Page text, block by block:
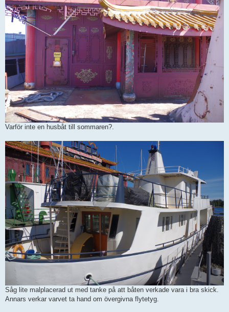
Varför inte en husbåt till sommaren?.
Såg lite malplacerad ut med tanke på att båten verkade vara i bra skick.
Annars verkar varvet ta hand om övergivna flytetyg.